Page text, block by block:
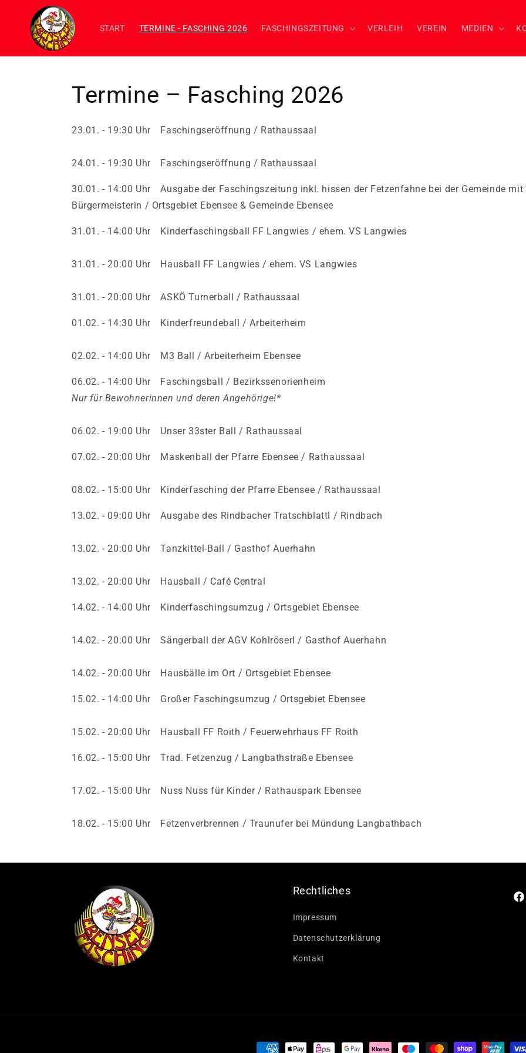
zum
Inhalt
START TERMINE - FASCHING 2026 FASCHINGSZEITUNG VERLEIH VEREIN MEDIEN
Termine – Fasching 2026
23.01. - 19:30 Uhr Faschings­eröffnung / Rathaussaal
24.01. - 19:30 Uhr Faschings­eröffnung / Rathaussaal
30.01. - 14:00 Uhr Ausgabe der Faschingszeitung inkl. hissen der Fetzenfahne bei der Gemeinde mit
Bürgermeisterin / Ortsgebiet Ebensee & Gemeinde Ebensee
31.01. - 14:00 Uhr Kinder­faschings­ball FF Langwies / ehem. VS Langwies
31.01. - 20:00 Uhr Hausball FF Langwies / ehem. VS Langwies
31.01. - 20:00 Uhr ASKÖ Turnerball / Rathaussaal
01.02. - 14:30 Uhr Kinderfreunde­ball / Arbeiterheim
02.02. - 14:00 Uhr M3 Ball / Arbeiterheim Ebensee
06.02. - 14:00 Uhr Faschingsball / Bezirks­seno­rienheim
Nur für Bewohnerinnen und deren Angehörige!*
06.02. - 19:00 Uhr Unser 33ster Ball / Rathaussaal
07.02. - 20:00 Uhr Maskenball der Pfarre Ebensee / Rathaussaal
08.02. - 15:00 Uhr Kinderfasching der Pfarre Ebensee / Rathaussaal
13.02. - 09:00 Uhr Ausgabe des Rindbacher Tratschblattl / Rindbach
13.02. - 20:00 Uhr Tanzkittel-Ball / Gasthof Auerhahn
13.02. - 20:00 Uhr Hausball / Café Central
14.02. - 14:00 Uhr Kinder­faschings­umzug / Ortsgebiet Ebensee
14.02. - 20:00 Uhr Sängerball der AGV Kohlröserl / Gasthof Auerhahn
14.02. - 20:00 Uhr Hausbälle im Ort / Ortsgebiet Ebensee
15.02. - 14:00 Uhr Großer Faschings­umzug / Ortsgebiet Ebensee
15.02. - 20:00 Uhr Hausball FF Roith / Feuerwehrhaus FF Roith
16.02. - 15:00 Uhr Trad. Fetzenzug / Langbathstraße Ebensee
17.02. - 15:00 Uhr Nuss Nuss für Kinder / Rathauspark Ebensee
18.02. - 15:00 Uhr Fetzenverbrennen / Traunufer bei Mündung Langbathbach
Rechtliches
Impressum
Datenschutzerklärung
Kontakt
Zahlungsmethoden